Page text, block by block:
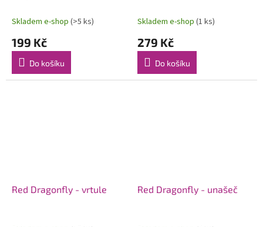
Skladem e-shop (>5 ks)
199 Kč
Do košíku
Skladem e-shop (1 ks)
279 Kč
Do košíku
Red Dragonfly - vrtule Red Dragonfly - unašeč